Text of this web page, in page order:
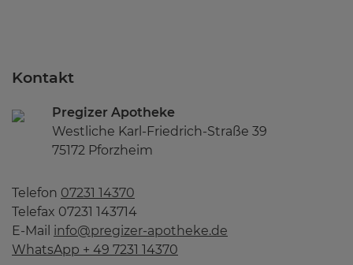
Kontakt
Pregizer Apotheke
Westliche Karl-Friedrich-Straße 39
75172 Pforzheim
Telefon 07231 14370
Telefax 07231 143714
E-Mail info@pregizer-apotheke.de
WhatsApp + 49 7231 14370